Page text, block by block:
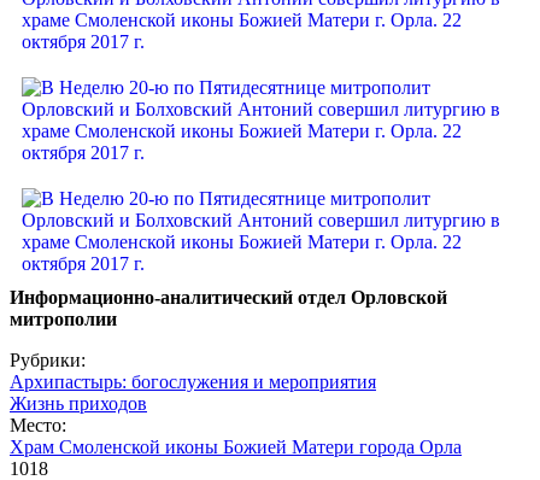
Информационно-аналитический отдел Орловской
митрополии
Рубрики:
Архипастырь: богослужения и мероприятия
Жизнь приходов
Место:
Храм Смоленской иконы Божией Матери города Орла
1018